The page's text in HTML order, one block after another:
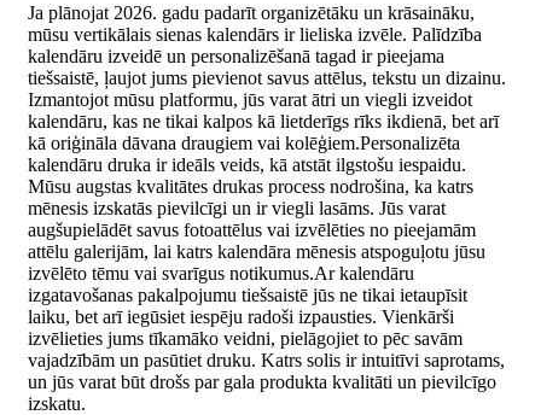
Ja plānojat 2026. gadu padarīt organizētāku un krāsaināku,
mūsu vertikālais sienas kalendārs ir lieliska izvēle. Palīdzība
kalendāru izveidē un personalizēšanā tagad ir pieejama
tiešsaistē, ļaujot jums pievienot savus attēlus, tekstu un dizainu.
Izmantojot mūsu platformu, jūs varat ātri un viegli izveidot
kalendāru, kas ne tikai kalpos kā lietderīgs rīks ikdienā, bet arī
kā oriģināla dāvana draugiem vai kolēģiem.Personalizēta
kalendāru druka ir ideāls veids, kā atstāt ilgstošu iespaidu.
Mūsu augstas kvalitātes drukas process nodrošina, ka katrs
mēnesis izskatās pievilcīgi un ir viegli lasāms. Jūs varat
augšupielādēt savus fotoattēlus vai izvēlēties no pieejamām
attēlu galerijām, lai katrs kalendāra mēnesis atspoguļotu jūsu
izvēlēto tēmu vai svarīgus notikumus.Ar kalendāru
izgatavošanas pakalpojumu tiešsaistē jūs ne tikai ietaupīsit
laiku, bet arī iegūsiet iespēju radoši izpausties. Vienkārši
izvēlieties jums tīkamāko veidni, pielāgojiet to pēc savām
vajadzībām un pasūtiet druku. Katrs solis ir intuitīvi saprotams,
un jūs varat būt drošs par gala produkta kvalitāti un pievilcīgo
izskatu.